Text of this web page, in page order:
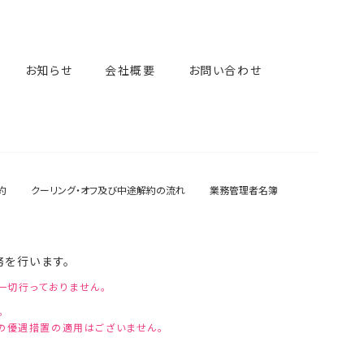
お知らせ 会社概要 お問い合わせ
クーリング・オフ及び中途解約の流れ 業務管理者名簿
行います。
切行っておりません。
遇措置の適用はございません。